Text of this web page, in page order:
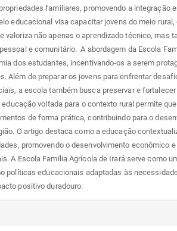
familiares, promovendo a integração
educacional visa capacitar jovens do meio
valoriza não apenas o aprendizado técnico, mas
e comunitário. A abordagem da Escola
dos estudantes, incentivando-os a serem
Além de preparar os jovens para enfrentar
a escola também busca preservar e
voltada para o contexto rural permite
de forma prática, contribuindo para o
O artigo destaca como a educação
promovendo o desenvolvimento econômico
A Escola Família Agrícola de Irará serve como
políticas educacionais adaptadas às
positivo duradouro.